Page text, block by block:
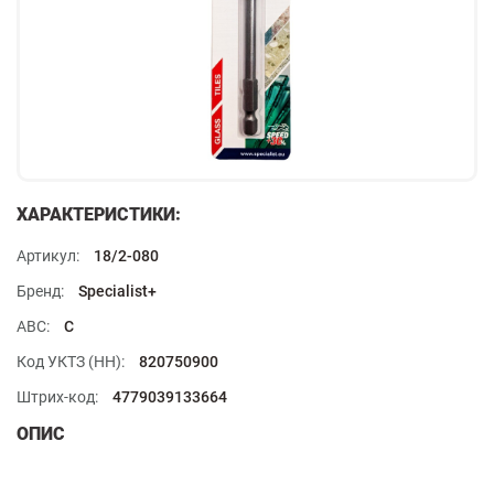
ХАРАКТЕРИСТИКИ:
Артикул:
18/2-080
Бренд:
Specialist+
ABC:
C
Код УКТЗ (НН):
820750900
Штрих-код:
4779039133664
ОПИС